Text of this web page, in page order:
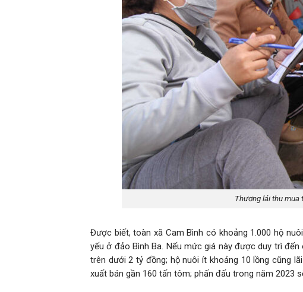
Thương lái thu mua
Được biết, toàn xã Cam Bình có khoảng 1.000 hộ
yếu ở đảo Bình Ba. Nếu mức giá này được duy trì
trên dưới 2 tỷ đồng; hộ nuôi ít khoảng 10 lồng cũng
xuất bán gần 160 tấn tôm; phấn đấu trong năm 2023